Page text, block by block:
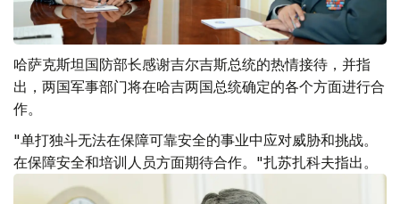
哈萨克斯坦国防部长感谢吉尔吉斯总统的热情接待，并指
出，两国军事部门将在哈吉两国总统确定的各个方面进行合
作。
"单打独斗无法在保障可靠安全的事业中应对威胁和挑战。
在保障安全和培训人员方面期待合作。"扎苏扎科夫指出。